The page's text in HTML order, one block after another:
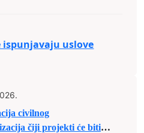
uslove
civilnog
čiji projekti će biti